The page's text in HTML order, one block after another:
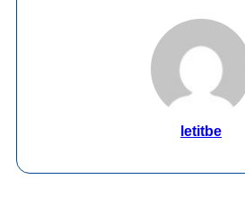
letitbe